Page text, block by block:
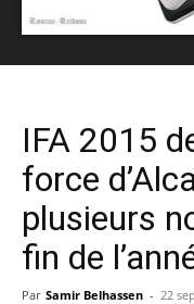
IFA 2015
force
plusieurs
fin de
Par Samir Belhassen - 22